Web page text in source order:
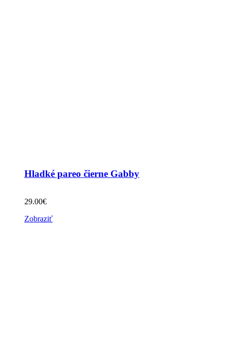
Hladké pareo čierne Gabby
29.00€
Zobraziť